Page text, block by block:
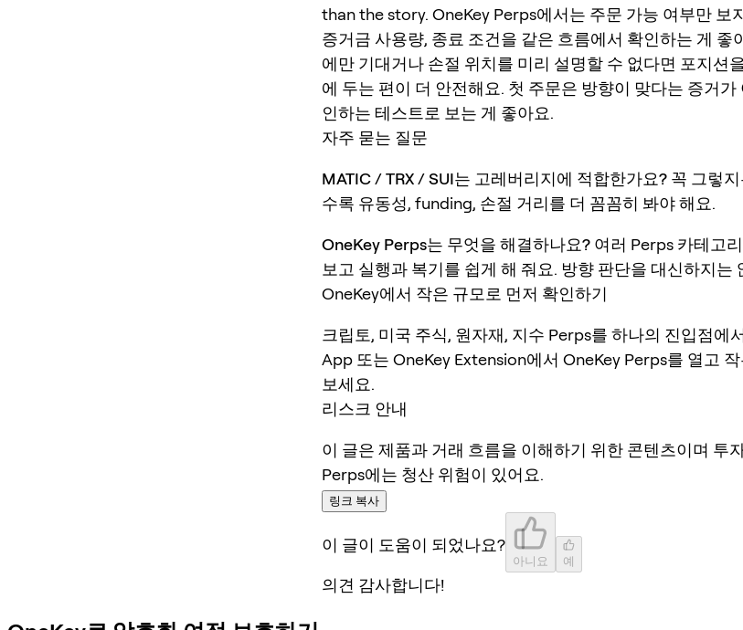
than the story. OneKey Perps에서는 주문 가능 여부만 보
증거금 사용량, 종료 조건을 같은 흐름에서 확인하는 게 좋
에만 기대거나 손절 위치를 미리 설명할 수 없다면 포지션
에 두는 편이 더 안전해요. 첫 주문은 방향이 맞다는 증거
인하는 테스트로 보는 게 좋아요.
자주 묻는 질문
MATIC / TRX / SUI는 고레버리지에 적합한가요? 꼭 그렇
수록 유동성, funding, 손절 거리를 더 꼼꼼히 봐야 해요.
OneKey Perps는 무엇을 해결하나요? 여러 Perps 카테고
보고 실행과 복기를 쉽게 해 줘요. 방향 판단을 대신하지는
OneKey에서 작은 규모로 먼저 확인하기
크립토, 미국 주식, 원자재, 지수 Perps를 하나의 진입점에
App 또는 OneKey Extension에서 OneKey Perps를 열고
보세요.
리스크 안내
이 글은 제품과 거래 흐름을 이해하기 위한 콘텐츠이며 투
Perps에는 청산 위험이 있어요.
링크 복사
이 글이 도움이 되었나요?
아니요 예
의견 감사합니다!